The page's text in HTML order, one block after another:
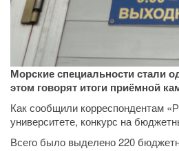
Морские специальности стали
этом говорят итоги приёмной
Как сообщили корреспондентам
университете, конкурс на
Всего было выделено 220